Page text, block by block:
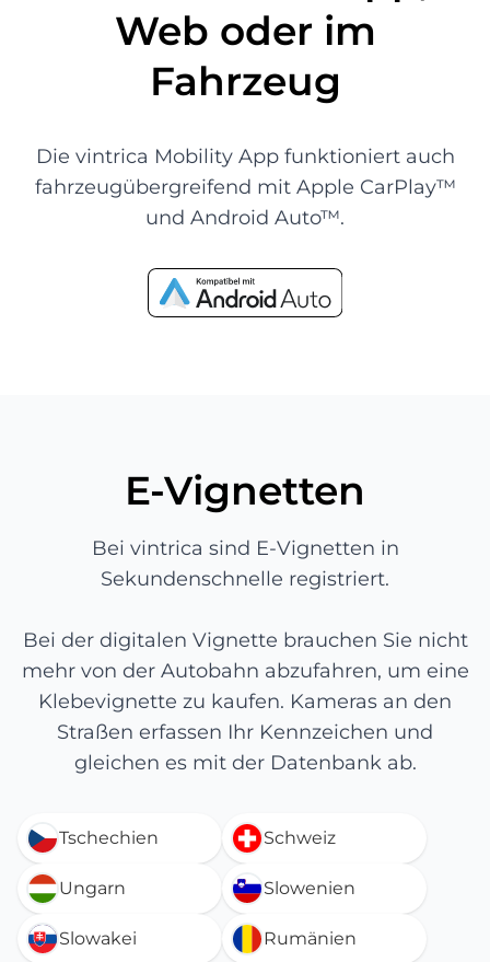
Web oder im
Fahrzeug
Die vintrica Mobility App funktioniert auch
fahrzeugübergreifend mit Apple CarPlay™
und Android Auto™.
E-Vignetten
Bei vintrica sind E-Vignetten in
Sekundenschnelle registriert.
Bei der digitalen Vignette brauchen Sie nicht
mehr von der Autobahn abzufahren, um eine
Klebevignette zu kaufen. Kameras an den
Straßen erfassen Ihr Kennzeichen und
gleichen es mit der Datenbank ab.
Tschechien Schweiz
Ungarn Slowenien
Slowakei Rumänien